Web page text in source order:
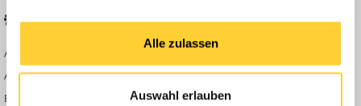
Alle zulassen
Auswahl erlauben
BELIEBTE FOREN
Abbruch
Ausbildung & Beruf
Bau Allgemein
KONTAKT
Werben auf
Bauforum24
Kontakt